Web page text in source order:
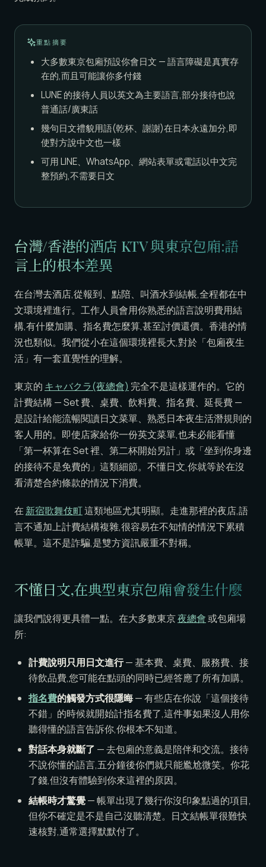
重點摘要
大多數東京包廂預設你會日文 — 語言障礙是真實存
在的,而且可能讓你多付錢
LUNE 的接待人員以英文為主要語言,部分接待也說
普通話/廣東話
幾句日文禮貌用語(乾杯、謝謝)在日本永遠加分,即
使對方說中文也一樣
可用 LINE、WhatsApp、網站表單或電話以中文完
整預約,不需要日文
台灣/香港的酒店 KTV 與東京包廂:語
言上的根本差異
在台灣去酒店,從報到、點陪、叫酒水到結帳,全程都在中
文環境裡進行。工作人員會用你熟悉的語言說明費用結
構,有什麼加購、指名費怎麼算,甚至討價還價。香港的情
況也類似。我們從小在這個環境裡長大,對於「包廂夜生
活」有一套直覺性的理解。
東京的 キャバクラ(夜總會) 完全不是這樣運作的。它的
計費結構 — Set 費、桌費、飲料費、指名費、延長費 —
是設計給能流暢閱讀日文菜單、熟悉日本夜生活潛規則的
客人用的。即使店家給你一份英文菜單,也未必能看懂
「第一杯算在 Set 裡、第二杯開始另計」或「坐到你身邊
的接待不是免費的」這類細節。不懂日文,你就等於在沒
看清楚合約條款的情況下消費。
在 新宿歌舞伎町這類地區尤其明顯。走進那裡的夜店,語
言不通加上計費結構複雜,很容易在不知情的情況下累積
帳單。這不是詐騙,是雙方資訊嚴重不對稱。
不懂日文,在典型東京包廂會發生什麼
讓我們說得更具體一點。在大多數東京夜總會或包廂場
所:
計費說明只用日文進行— 基本費、桌費、服務費、接
待飲品費,您可能在點頭的同時已經答應了所有加購。
指名費的觸發方式很隱晦— 有些店在你說「這個接待
不錯」的時候就開始計指名費了,這件事如果沒人用你
聽得懂的語言告訴你,你根本不知道。
對話本身就斷了 — 去包廂的意義是陪伴和交流。接待
不說你懂的語言,五分鐘後你們就只能尷尬微笑。你花
了錢,但沒有體驗到你來這裡的原因。
結帳時才驚覺— 帳單出現了幾行你沒印象點過的項目,
但你不確定是不是自己沒聽清楚。日文結帳單很難快
速核對,通常選擇默默付了。